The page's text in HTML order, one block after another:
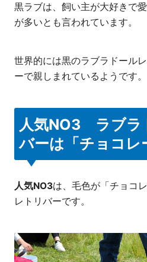
黒ラブは、飼い主が大好きで
が多いとも言われています。
世界的には黒のラブラドール
ーで親しまれているようです。
人気NO3 ラブラ
バーは「チョコレ
人気NO3は、毛色が「チョコ
レトリバーです。